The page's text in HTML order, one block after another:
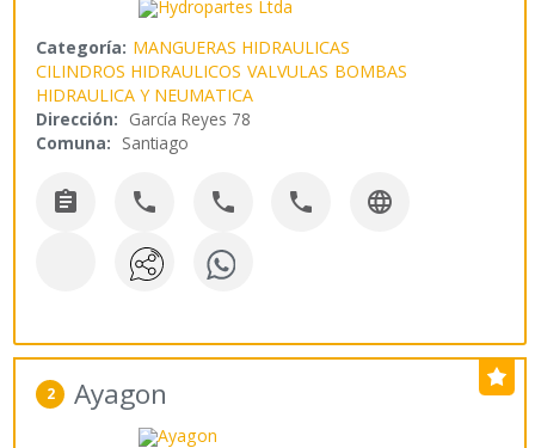
Categoría: MANGUERAS HIDRAULICAS
CILINDROS HIDRAULICOS VALVULAS BOMBAS
HIDRAULICA Y NEUMATICA
Dirección: García Reyes 78
Comuna: Santiago
    
2 Ayagon